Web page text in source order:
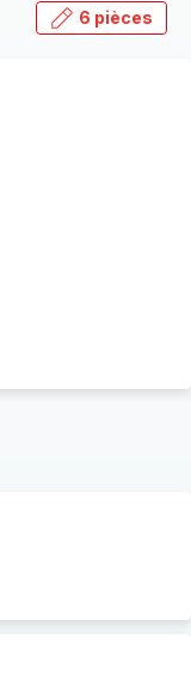
6 pièces